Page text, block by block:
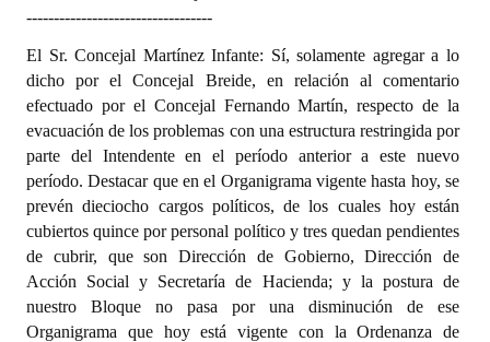
----------------------------------
El Sr. Concejal Martínez Infante: Sí, solamente agregar a lo
dicho por el Concejal Breide, en relación al comentario
efectuado por el Concejal Fernando Martín, respecto de la
evacuación de los problemas con una estructura restringida por
parte del Intendente en el período anterior a este nuevo
período. Destacar que en el Organigrama vigente hasta hoy, se
prevén dieciocho cargos políticos, de los cuales hoy están
cubiertos quince por personal político y tres quedan pendientes
de cubrir, que son Dirección de Gobierno, Dirección de
Acción Social y Secretaría de Hacienda; y la postura de
nuestro Bloque no pasa por una disminución de ese
Organigrama que hoy está vigente con la Ordenanza de